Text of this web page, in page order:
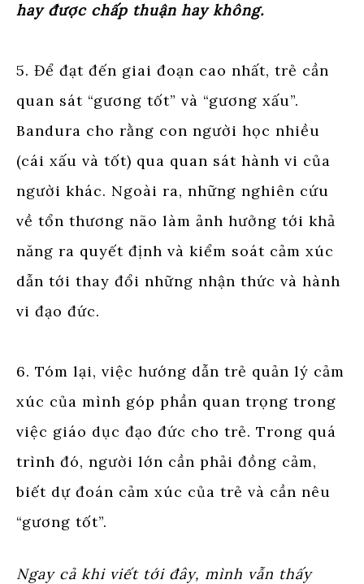
hay được chấp thuận hay không.
5. Để đạt đến giai đoạn cao nhất, trẻ cần
quan sát “gương tốt” và “gương xấu”.
Bandura cho rằng con người học nhiều
(cái xấu và tốt) qua quan sát hành vi của
người khác. Ngoài ra, những nghiên cứu
về tổn thương não làm ảnh hưởng tới khả
năng ra quyết định và kiểm soát cảm xúc
dẫn tới thay đổi những nhận thức và hành
vi đạo đức.
6. Tóm lại, việc hướng dẫn trẻ quản lý cảm
xúc của mình góp phần quan trọng trong
việc giáo dục đạo đức cho trẻ. Trong quá
trình đó, người lớn cần phải đồng cảm,
biết dự đoán cảm xúc của trẻ và cần nêu
“gương tốt”.
Ngay cả khi viết tới đây, mình vẫn thấy